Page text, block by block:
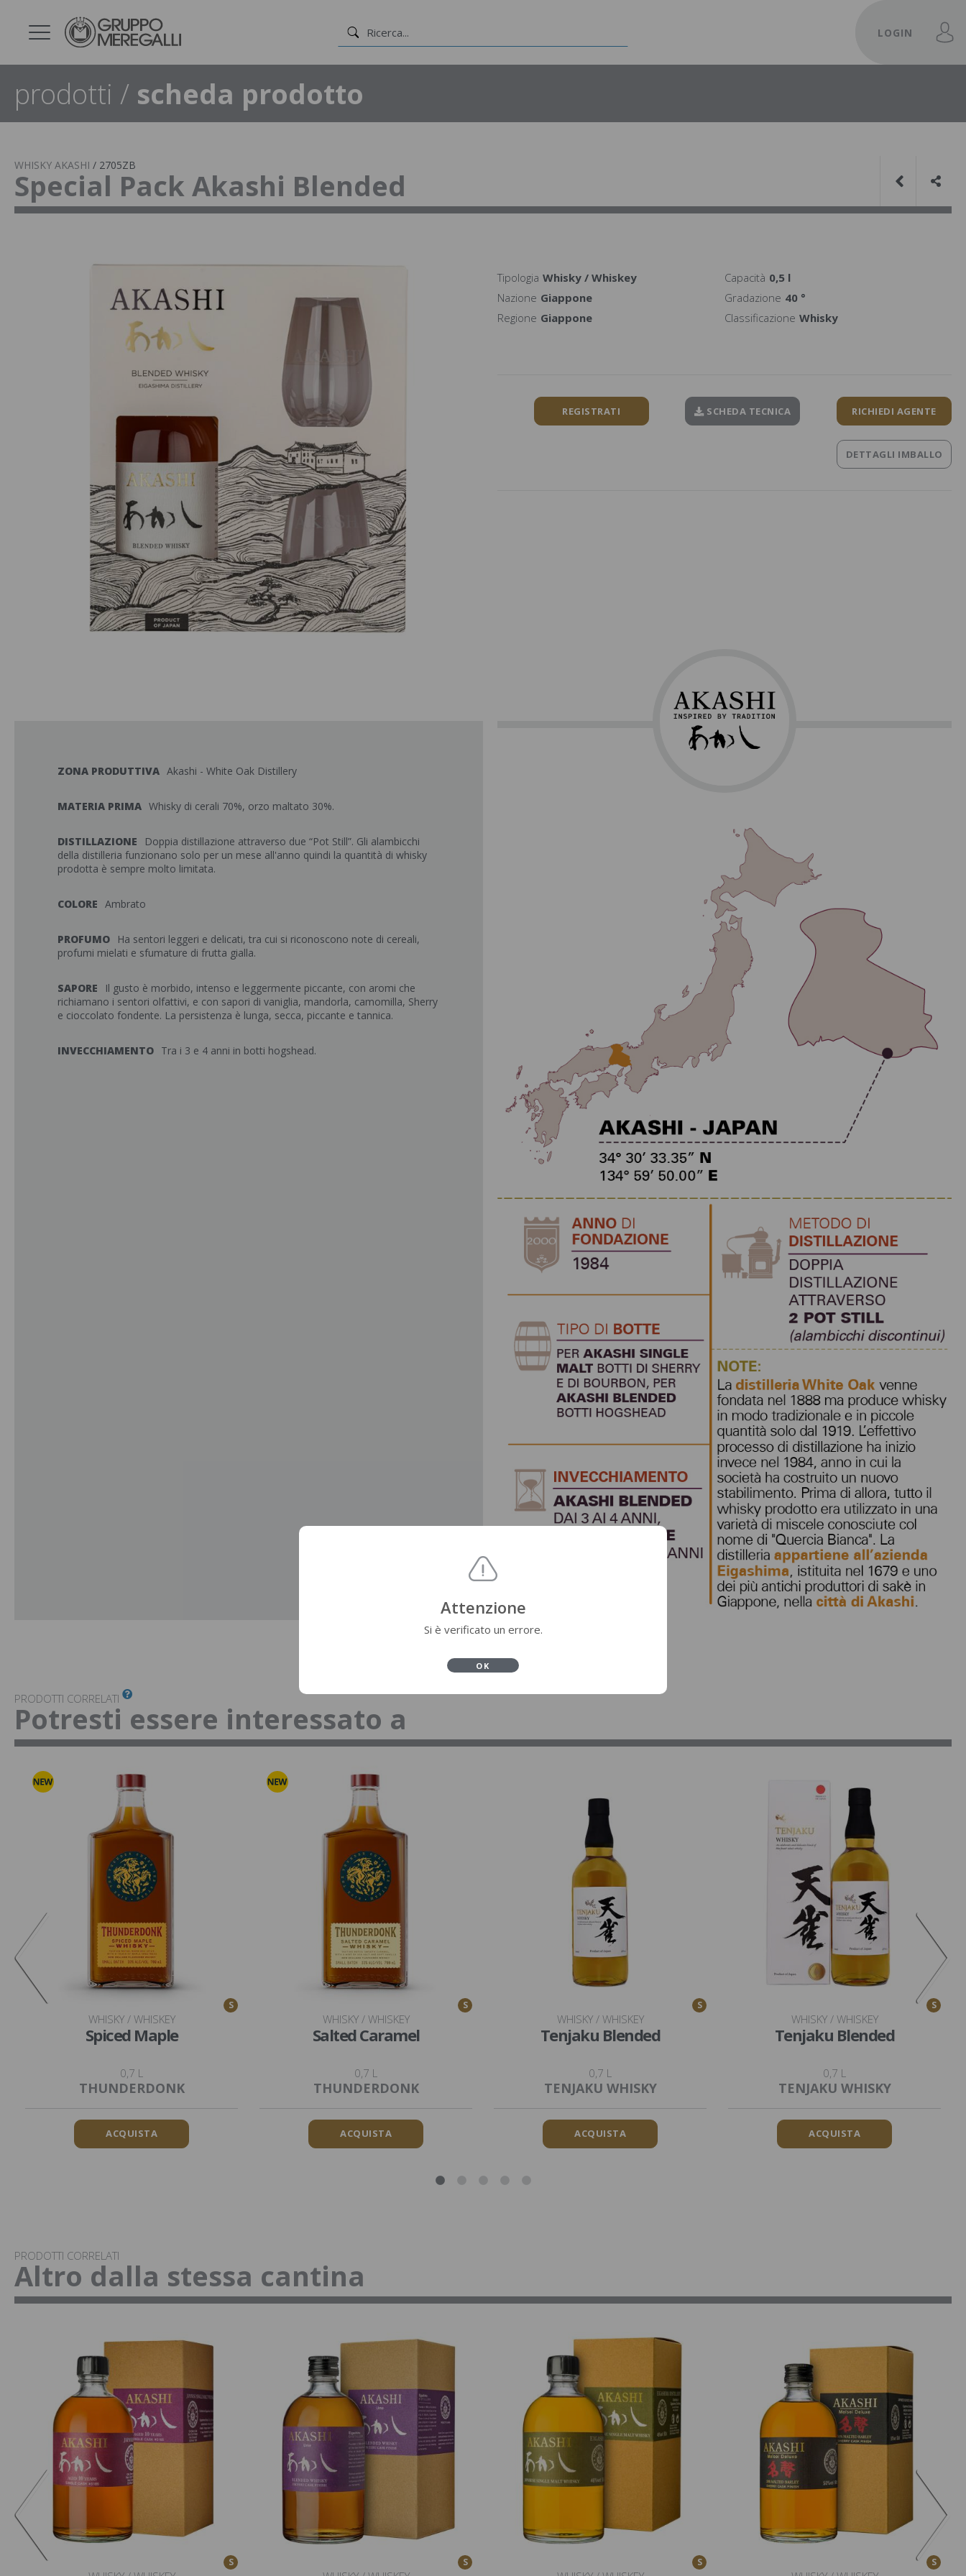
LOGIN
prodotti / scheda prodotto
WHISKY AKASHI / 2705ZB
Special Pack Akashi Blended
Tipologia Whisky / Whiskey Capacità 0,5 l
Nazione Giappone Gradazione 40 °
Regione Giappone Classificazione Whisky
REGISTRATI SCHEDA TECNICA RICHIEDI AGENTE
DETTAGLI IMBALLO
ZONA PRODUTTIVA Akashi - White Oak Distillery
MATERIA PRIMA Whisky di cerali 70%, orzo maltato 30%.
DISTILLAZIONE
Doppia distillazione attraverso due “Pot Still”. Gli alambicchi
della distilleria funzionano solo per un mese all'anno quindi la quantità di whisky
prodotta è sempre molto limitata.
COLORE Ambrato
PROFUMO
Ha sentori leggeri e delicati, tra cui si riconoscono note di cereali,
profumi mielati e sfumature di frutta gialla.
SAPORE
Il gusto è morbido, intenso e leggermente piccante, con aromi che
richiamano i sentori olfattivi, e con sapori di vaniglia, mandorla, camomilla, Sherry
e cioccolato fondente. La persistenza è lunga, secca, piccante e tannica.
INVECCHIAMENTO Tra i 3 e 4 anni in botti hogshead.
PRODOTTI CORRELATI
Potresti essere interessato a
S
WHISKY / WHISKEY
Spiced Maple
0,7 L
THUNDERDONK
ACQUISTA
S
WHISKY / WHISKEY
Salted Caramel
0,7 L
THUNDERDONK
ACQUISTA
S
WHISKY / WHISKEY
Tenjaku Blended
0,7 L
TENJAKU WHISKY
ACQUISTA
S
WHISKY / WHISKEY
Tenjaku Blended
0,7 L
TENJAKU WHISKY
ACQUISTA
PRODOTTI CORRELATI
Altro dalla stessa cantina
S S S S
Attenzione
Si è verificato un errore.
OK